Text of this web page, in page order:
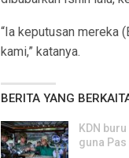
“Ia keputusan mereka
kami,” katanya.
BERITA YANG
KDN
guna